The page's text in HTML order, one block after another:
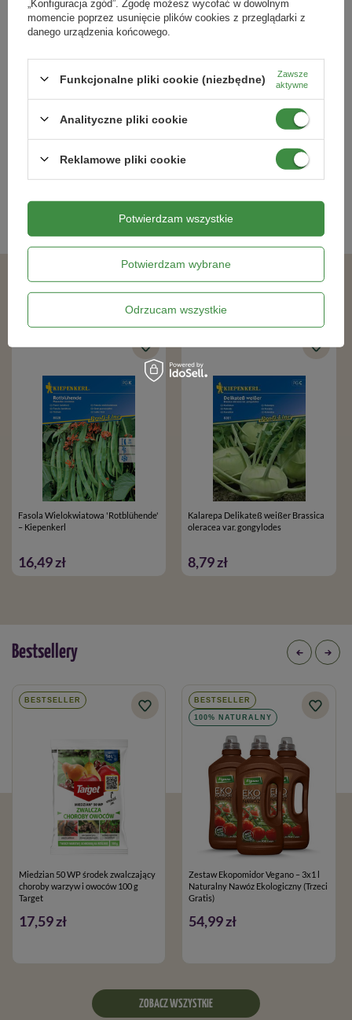
Sałata Lodowa 'Danilo' – Nasiona
21,99 zł
Pomidor Koktajlowy Charmant –
Kategorie powiązane
Podobne produkty
Fasola Wielokwiatowa 'Rotblühende'
– Kiepenkerl
16,49 zł
Kalarepa Delikateß weißer Brassica
oleracea var. gongylodes
8,79 zł
Bestsellery
BESTSELLER
Miedzian 50 WP środek zwalczający
choroby warzyw i owoców 100 g
Target
17,59 zł
BESTSELLER
100% NATURALNY
Zestaw Ekopomidor Vegano – 3x1 l
Naturalny Nawóz Ekologiczny (Trzeci
Gratis)
54,99 zł
ZOBACZ WSZYSTKIE
„Konfiguracja zgód”. Zgodę możesz wycofać w dowolnym
momencie poprzez usunięcie plików cookies z przeglądarki z
danego urządzenia końcowego.
Funkcjonalne pliki cookie (niezbędne)
Zawsze
aktywne
Analityczne pliki cookie
Reklamowe pliki cookie
Potwierdzam wybrane
Odrzucam wszystkie
Potwierdzam wszystkie